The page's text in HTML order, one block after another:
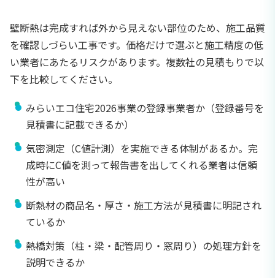
壁断熱は完成すれば外から見えない部位のため、施工品質
を確認しづらい工事です。価格だけで選ぶと施工精度の低
い業者にあたるリスクがあります。複数社の見積もりで以
下を比較してください。
みらいエコ住宅2026事業の登録事業者か（登録番号を
見積書に記載できるか）
気密測定（C値計測）を実施できる体制があるか。完
成時にC値を測って報告書を出してくれる業者は信頼
性が高い
断熱材の商品名・厚さ・施工方法が見積書に明記され
ているか
熱橋対策（柱・梁・配管周り・窓周り）の処理方針を
説明できるか